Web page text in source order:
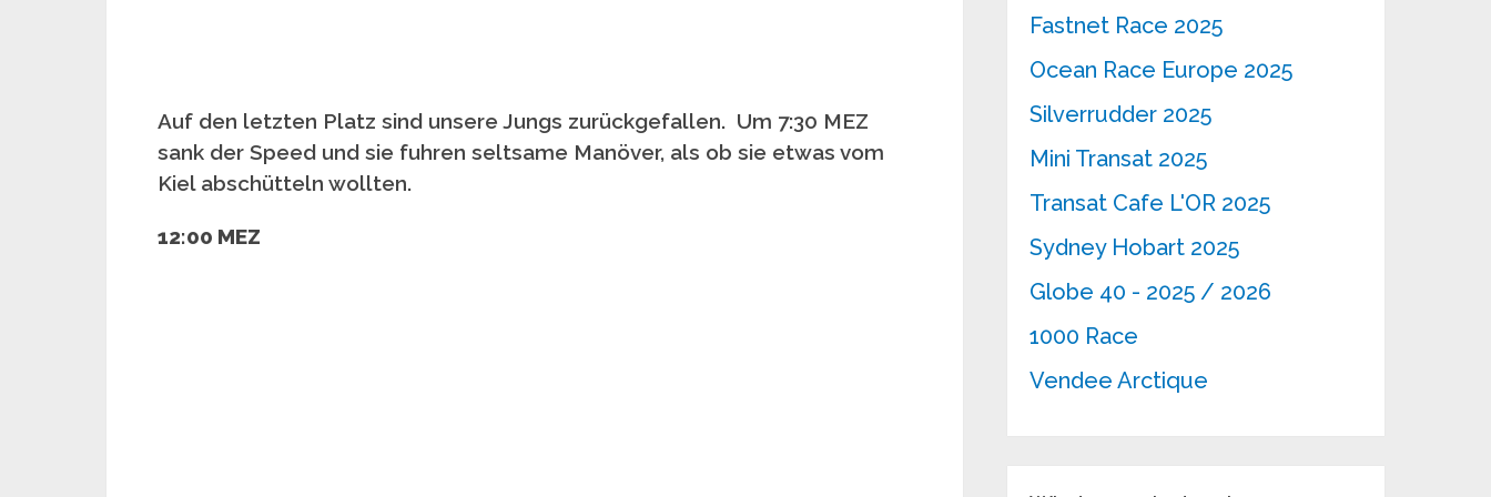
Auf den letzten Platz sind unsere Jungs zurückgefallen. Um 7:30 MEZ
sank der Speed und sie fuhren seltsame Manöver, als ob sie etwas vom
Kiel abschütteln wollten.
12:00 MEZ
Fastnet Race 2025
Ocean Race Europe 2025
Silverrudder 2025
Mini Transat 2025
Transat Cafe L'OR 2025
Sydney Hobart 2025
Globe 40 - 2025 / 2026
1000 Race
Vendee Arctique